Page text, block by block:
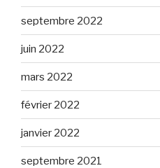
septembre 2022
juin 2022
mars 2022
février 2022
janvier 2022
septembre 2021